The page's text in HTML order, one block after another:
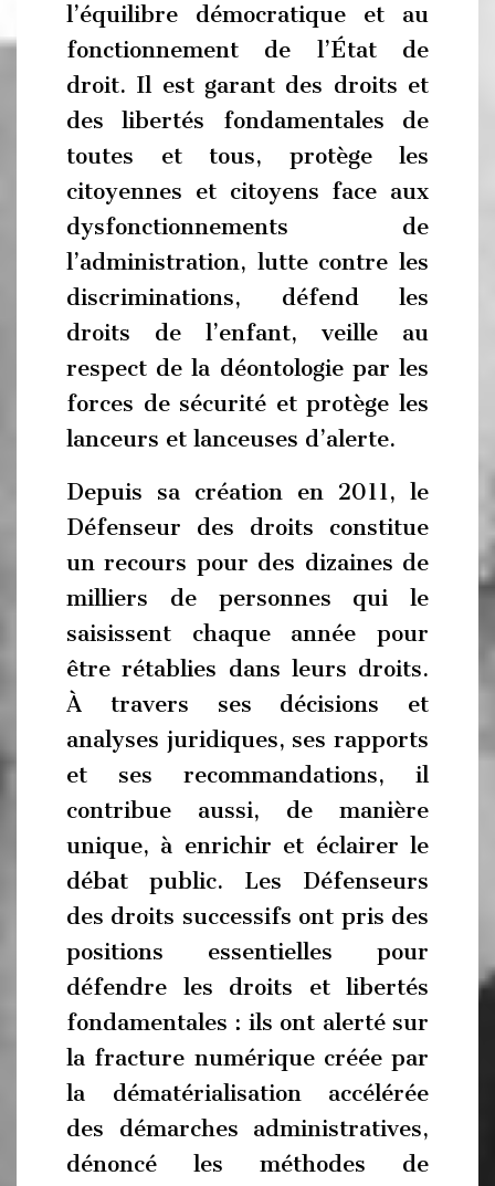
l’équilibre démocratique et au
fonctionnement de l’État de
droit. Il est garant des droits et
des libertés fondamentales de
toutes et tous, protège les
citoyennes et citoyens face aux
dysfonctionnements de
l’administration, lutte contre les
discriminations, défend les
droits de l’enfant, veille au
respect de la déontologie par les
forces de sécurité et protège les
lanceurs et lanceuses d’alerte.
Depuis sa création en 2011, le
Défenseur des droits constitue
un recours pour des dizaines de
milliers de personnes qui le
saisissent chaque année pour
être rétablies dans leurs droits.
À travers ses décisions et
analyses juridiques, ses rapports
et ses recommandations, il
contribue aussi, de manière
unique, à enrichir et éclairer le
débat public. Les Défenseurs
des droits successifs ont pris des
positions essentielles pour
défendre les droits et libertés
fondamentales : ils ont alerté sur
la fracture numérique créée par
la dématérialisation accélérée
des démarches administratives,
dénoncé les méthodes de